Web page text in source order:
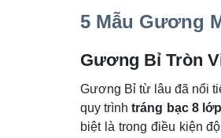
5 Mẫu Gương
Gương Bỉ Tròn
Gương Bỉ từ lâu đã nổi
quy trìnhtráng bạc 8 lớp
biệt là trong điều kiện